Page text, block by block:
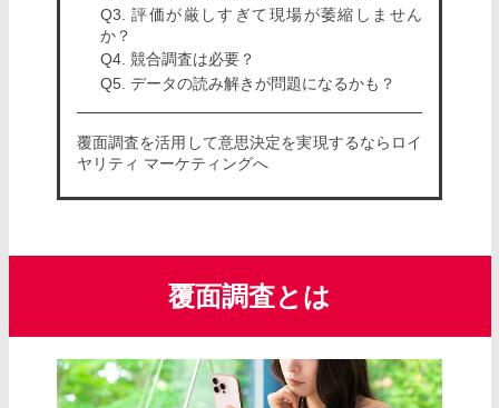
Q3. 評価が厳しすぎて現場が萎縮しません
か？
Q4. 競合調査は必要？
Q5. データの読み解きが問題になるかも？
覆面調査を活用して意思決定を実現するならロイ
ヤリティ マーケティングへ
覆面調査とは